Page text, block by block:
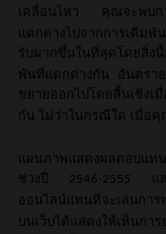
เคลื่อนไหว
คุณจะพบก
แตกต่างไปจากการเดิมพั
รับมากขึ้นในที่สุดโดยสิ่ง
พันที่แตกต่างกัน
อันตรา
ขยายออกไปโดยสิ้นเชิงเ
กัน
ไม่ว่าในกรณีใด เมื่อ
แผนภาพแสดงผลตอบแท
ช่วงปี
2546-2555
แ
ออนไลน์แทนที่จะเล่นกา
บนเว็บได้แสดงให้เห็นการ